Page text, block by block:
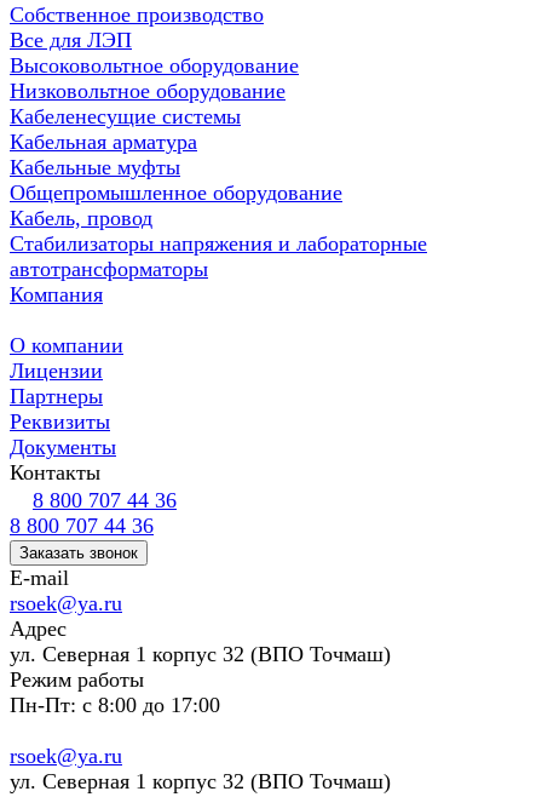
Собственное производство
Все для ЛЭП
Высоковольтное оборудование
Низковольтное оборудование
Кабеленесущие системы
Кабельная арматура
Кабельные муфты
Общепромышленное оборудование
Кабель, провод
Стабилизаторы напряжения и лабораторные
автотрансформаторы
Компания
О компании
Лицензии
Партнеры
Реквизиты
Документы
Контакты
8 800 707 44 36
8 800 707 44 36
Заказать звонок
E-mail
rsoek@ya.ru
Адрес
ул. Северная 1 корпус 32 (ВПО Точмаш)
Режим работы
Пн-Пт: с 8:00 до 17:00
rsoek@ya.ru
ул. Северная 1 корпус 32 (ВПО Точмаш)